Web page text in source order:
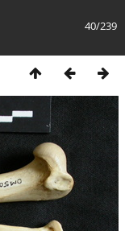
40/239